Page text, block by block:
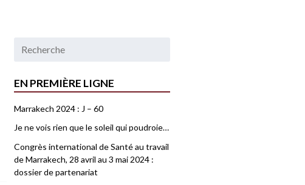
EN PREMIÈRE LIGNE
Marrakech 2024 : J – 60
Je ne vois rien que le soleil qui poudroie…
Congrès international de Santé au travail
de Marrakech, 28 avril au 3 mai 2024 :
dossier de partenariat